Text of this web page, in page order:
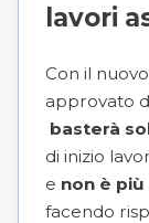
lavori
Con il nuovo
approvato
basterà
di inizio
e non è
facendo